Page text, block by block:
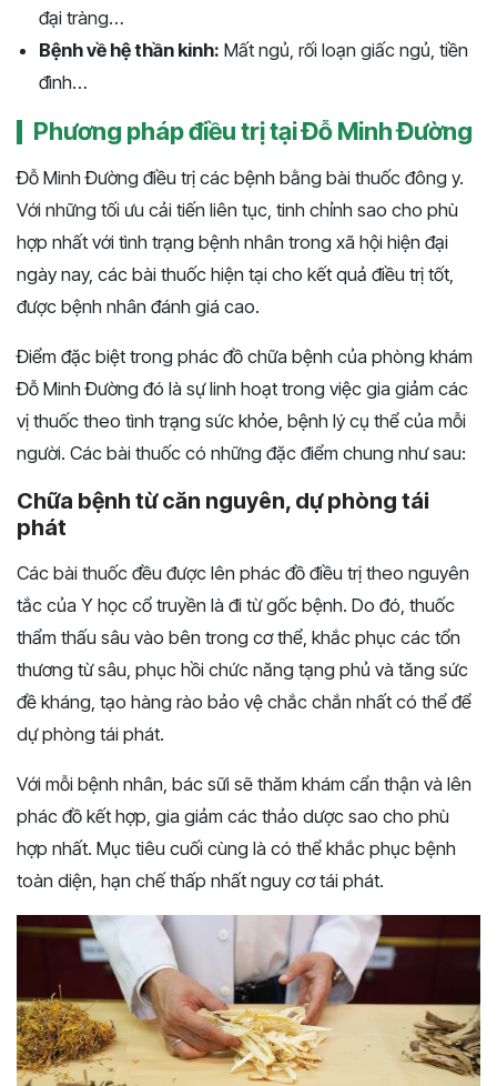
đại tràng…
Bệnh về hệ thần kinh: Mất ngủ, rối loạn giấc ngủ, tiền
đình…
Phương pháp điều trị tại Đỗ Minh Đường
Đỗ Minh Đường điều trị các bệnh bằng bài thuốc đông y.
Với những tối ưu cải tiến liên tục, tinh chỉnh sao cho phù
hợp nhất với tình trạng bệnh nhân trong xã hội hiện đại
ngày nay, các bài thuốc hiện tại cho kết quả điều trị tốt,
được bệnh nhân đánh giá cao.
Điểm đặc biệt trong phác đồ chữa bệnh của phòng khám
Đỗ Minh Đường đó là sự linh hoạt trong việc gia giảm các
vị thuốc theo tình trạng sức khỏe, bệnh lý cụ thể của mỗi
người. Các bài thuốc có những đặc điểm chung như sau:
Chữa bệnh từ căn nguyên, dự phòng tái
phát
Các bài thuốc đều được lên phác đồ điều trị theo nguyên
tắc của Y học cổ truyền là đi từ gốc bệnh. Do đó, thuốc
thẩm thấu sâu vào bên trong cơ thể, khắc phục các tổn
thương từ sâu, phục hồi chức năng tạng phủ và tăng sức
đề kháng, tạo hàng rào bảo vệ chắc chắn nhất có thể để
dự phòng tái phát.
Với mỗi bệnh nhân, bác sữi sẽ thăm khám cẩn thận và lên
phác đồ kết hợp, gia giảm các thảo dược sao cho phù
hợp nhất. Mục tiêu cuối cùng là có thể khắc phục bệnh
toàn diện, hạn chế thấp nhất nguy cơ tái phát.